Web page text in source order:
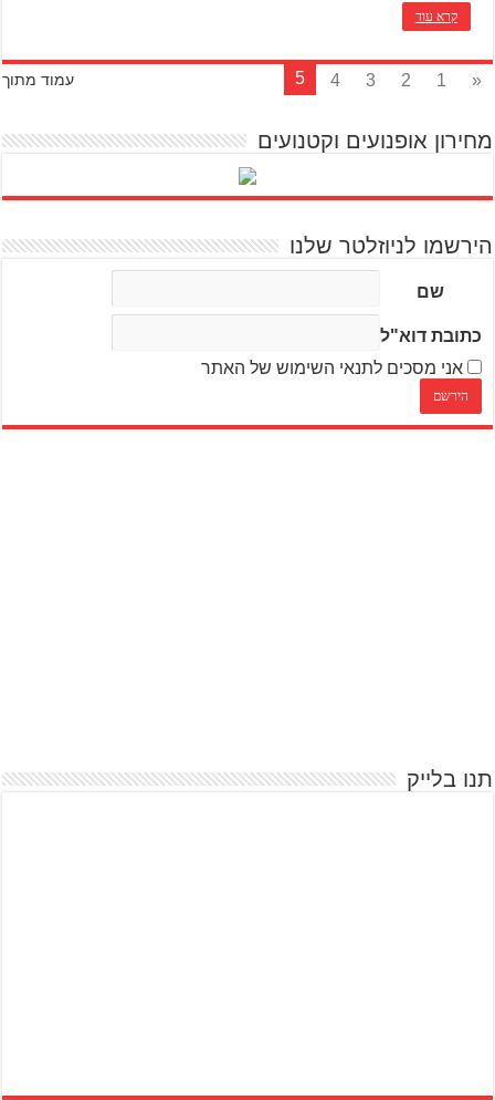
קרא עוד
עמוד מתוך «
1
2
3
4
5
מחירון אופנועים וקטנועים
הירשמו לניוזלטר שלנו
שם
כתובת דוא"ל
אני מסכים לתנאי השימוש של האתר
תנו בלייק